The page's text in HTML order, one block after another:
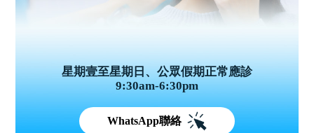
星期壹至星期日、公眾假期正常應診
9:30am-6:30pm
WhatsApp聯絡